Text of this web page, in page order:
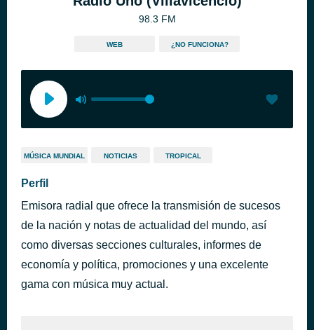
98.3 FM
WEB ¿NO FUNCIONA?
MÚSICA MUNDIAL NOTICIAS TROPICAL
Perfil
Emisora radial que ofrece la transmisión de sucesos
de la nación y notas de actualidad del mundo, así
como diversas secciones culturales, informes de
economía y política, promociones y una excelente
gama con música muy actual.